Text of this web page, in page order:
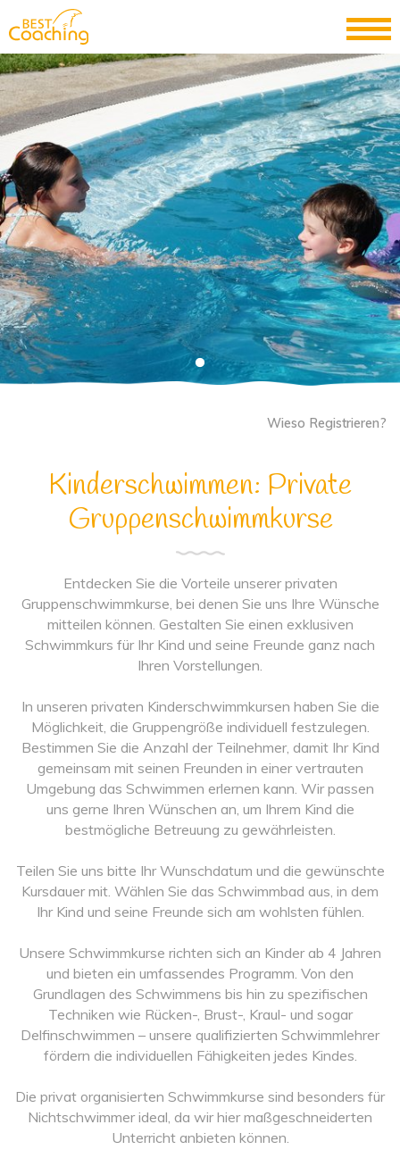
Wieso Registrieren?
Kinderschwimmen: Private
Gruppenschwimmkurse
Entdecken Sie die Vorteile unserer privaten
Gruppenschwimmkurse, bei denen Sie uns Ihre Wünsche
mitteilen können. Gestalten Sie einen exklusiven
Schwimmkurs für Ihr Kind und seine Freunde ganz nach
Ihren Vorstellungen.
In unseren privaten Kinderschwimmkursen haben Sie die
Möglichkeit, die Gruppengröße individuell festzulegen.
Bestimmen Sie die Anzahl der Teilnehmer, damit Ihr Kind
gemeinsam mit seinen Freunden in einer vertrauten
Umgebung das Schwimmen erlernen kann. Wir passen
uns gerne Ihren Wünschen an, um Ihrem Kind die
bestmögliche Betreuung zu gewährleisten.
Teilen Sie uns bitte Ihr Wunschdatum und die gewünschte
Kursdauer mit. Wählen Sie das Schwimmbad aus, in dem
Ihr Kind und seine Freunde sich am wohlsten fühlen.
Unsere Schwimmkurse richten sich an Kinder ab 4 Jahren
und bieten ein umfassendes Programm. Von den
Grundlagen des Schwimmens bis hin zu spezifischen
Techniken wie Rücken-, Brust-, Kraul- und sogar
Delfinschwimmen – unsere qualifizierten Schwimmlehrer
fördern die individuellen Fähigkeiten jedes Kindes.
Die privat organisierten Schwimmkurse sind besonders für
Nichtschwimmer ideal, da wir hier maßgeschneiderten
Unterricht anbieten können.